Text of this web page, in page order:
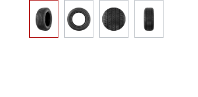
Bildergalerie überspringen